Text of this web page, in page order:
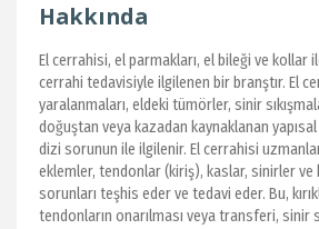
Hakkında
El cerrahisi, el parmakları, el bileği ve kollar
cerrahi tedavisiyle ilgilenen bir branştır. El
yaralanmaları, eldeki tümörler, sinir
doğuştan veya kazadan kaynaklanan
dizi sorunun ile ilgilenir. El cerrahisi
eklemler, tendonlar (kiriş), kaslar, sinirler ve
sorunları teşhis eder ve tedavi eder. Bu,
tendonların onarılması veya transferi, sinir